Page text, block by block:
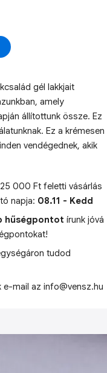
gél lakkjait
amely
állítottunk össze. Ez
Ez a krémesen
vendégednek, akik
25 000 Ft feletti vásárlás
napja: 08.11 - Kedd
hűségpontot írunk jóvá
tudod
e-mail az info@vensz.hu